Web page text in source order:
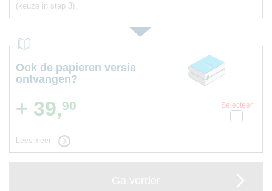
(keuze in stap 3)
Ook de papieren versie
ontvangen?
Selecteer
+ 39,90
Lees meer